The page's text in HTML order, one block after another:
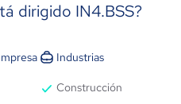
dirigido IN4.BSS?
Industrias
Construcción